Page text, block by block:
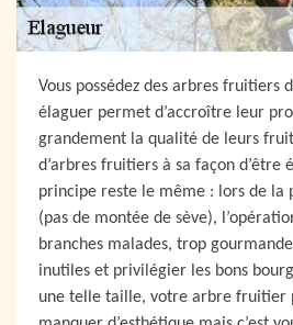
Vous possédez des arbres fruitiers
élaguer permet d’accroître leur
grandement la qualité de leurs
d’arbres fruitiers à sa façon d’être
principe reste le même : lors de la
(pas de montée de sève),
branches malades, trop
inutiles et privilégier les bons
une telle taille, votre arbre fruitier